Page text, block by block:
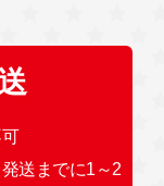
送までに1～2